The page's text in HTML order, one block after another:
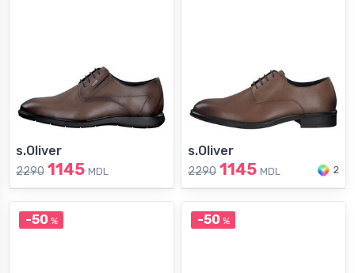
s.Oliver
2290 1145 MDL
s.Oliver
2290 1145 MDL 2
-50 % -50 %